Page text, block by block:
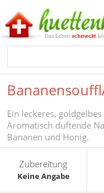
Ein leckeres,
Aromatisch duftende
Bananen und Honig.
Zubereitung
Keine Angabe